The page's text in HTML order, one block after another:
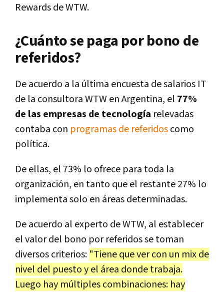
Rewards de WTW.
¿Cuánto se paga por bono de
referidos?
De acuerdo a la última encuesta de salarios IT
de la consultora WTW en Argentina, el 77%
de las empresas de tecnología relevadas
contaba con programas de referidoscomo
política.
De ellas, el 73% lo ofrece para toda la
organización, en tanto que el restante 27% lo
implementa solo en áreas determinadas.
De acuerdo al experto de WTW, al establecer
el valor del bono por referidos se toman
diversos criterios: "Tiene que ver con un mix de
nivel del puesto y el área donde trabaja.
Luego hay múltiples combinaciones: hay